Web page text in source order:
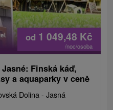
od 1 049,48 Kč
/noc/osoba
Finská káď,
a aquaparky v ceně
Dolina - Jasná